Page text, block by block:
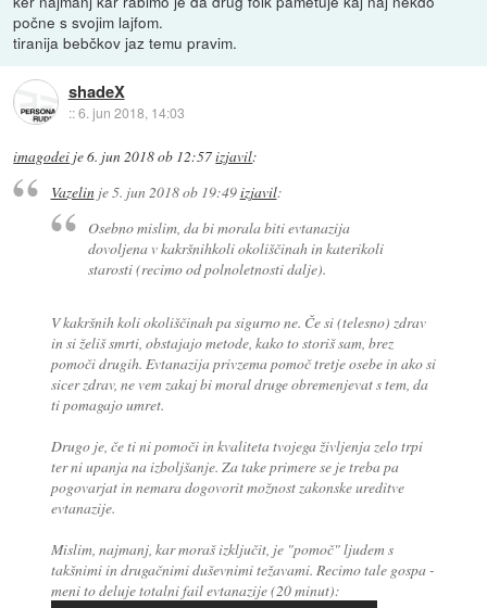
počne s svojim lajfom.
tiranija bebčkov jaz temu pravim.
shadeX
::6. jun 2018, 14:03
imagodei je6. jun 2018 ob 12:57izjavil:
Vazelinje5. jun 2018 ob 19:49izjavil:
Osebno mislim, da bi morala biti evtanazija
dovoljena v kakršnihkoli okoliščinah in katerikoli
starosti (recimo od polnoletnosti dalje).
V kakršnih koli okoliščinah pa sigurno ne. Če si (telesno) zdrav
in si želiš smrti, obstajajo metode, kako to storiš sam, brez
pomoči drugih. Evtanazija privzema pomoč tretje osebe in ako si
sicer zdrav, ne vem zakaj bi moral druge obremenjevat s tem, da
ti pomagajo umret.
Drugo je, če ti ni pomoči in kvaliteta tvojega življenja zelo trpi
ter ni upanja na izboljšanje. Za take primere se je treba pa
pogovarjat in nemara dogovorit možnost zakonske ureditve
evtanazije.
Mislim, najmanj, kar moraš izključit, je "pomoč" ljudem s
takšnimi in drugačnimi duševnimi težavami. Recimo tale gospa -
meni to deluje totalni fail evtanazije (20 minut):